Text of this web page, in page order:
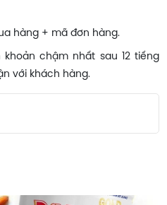
hàng + mã đơn hàng.
chậm nhất sau 12 tiếng
với khách hàng.